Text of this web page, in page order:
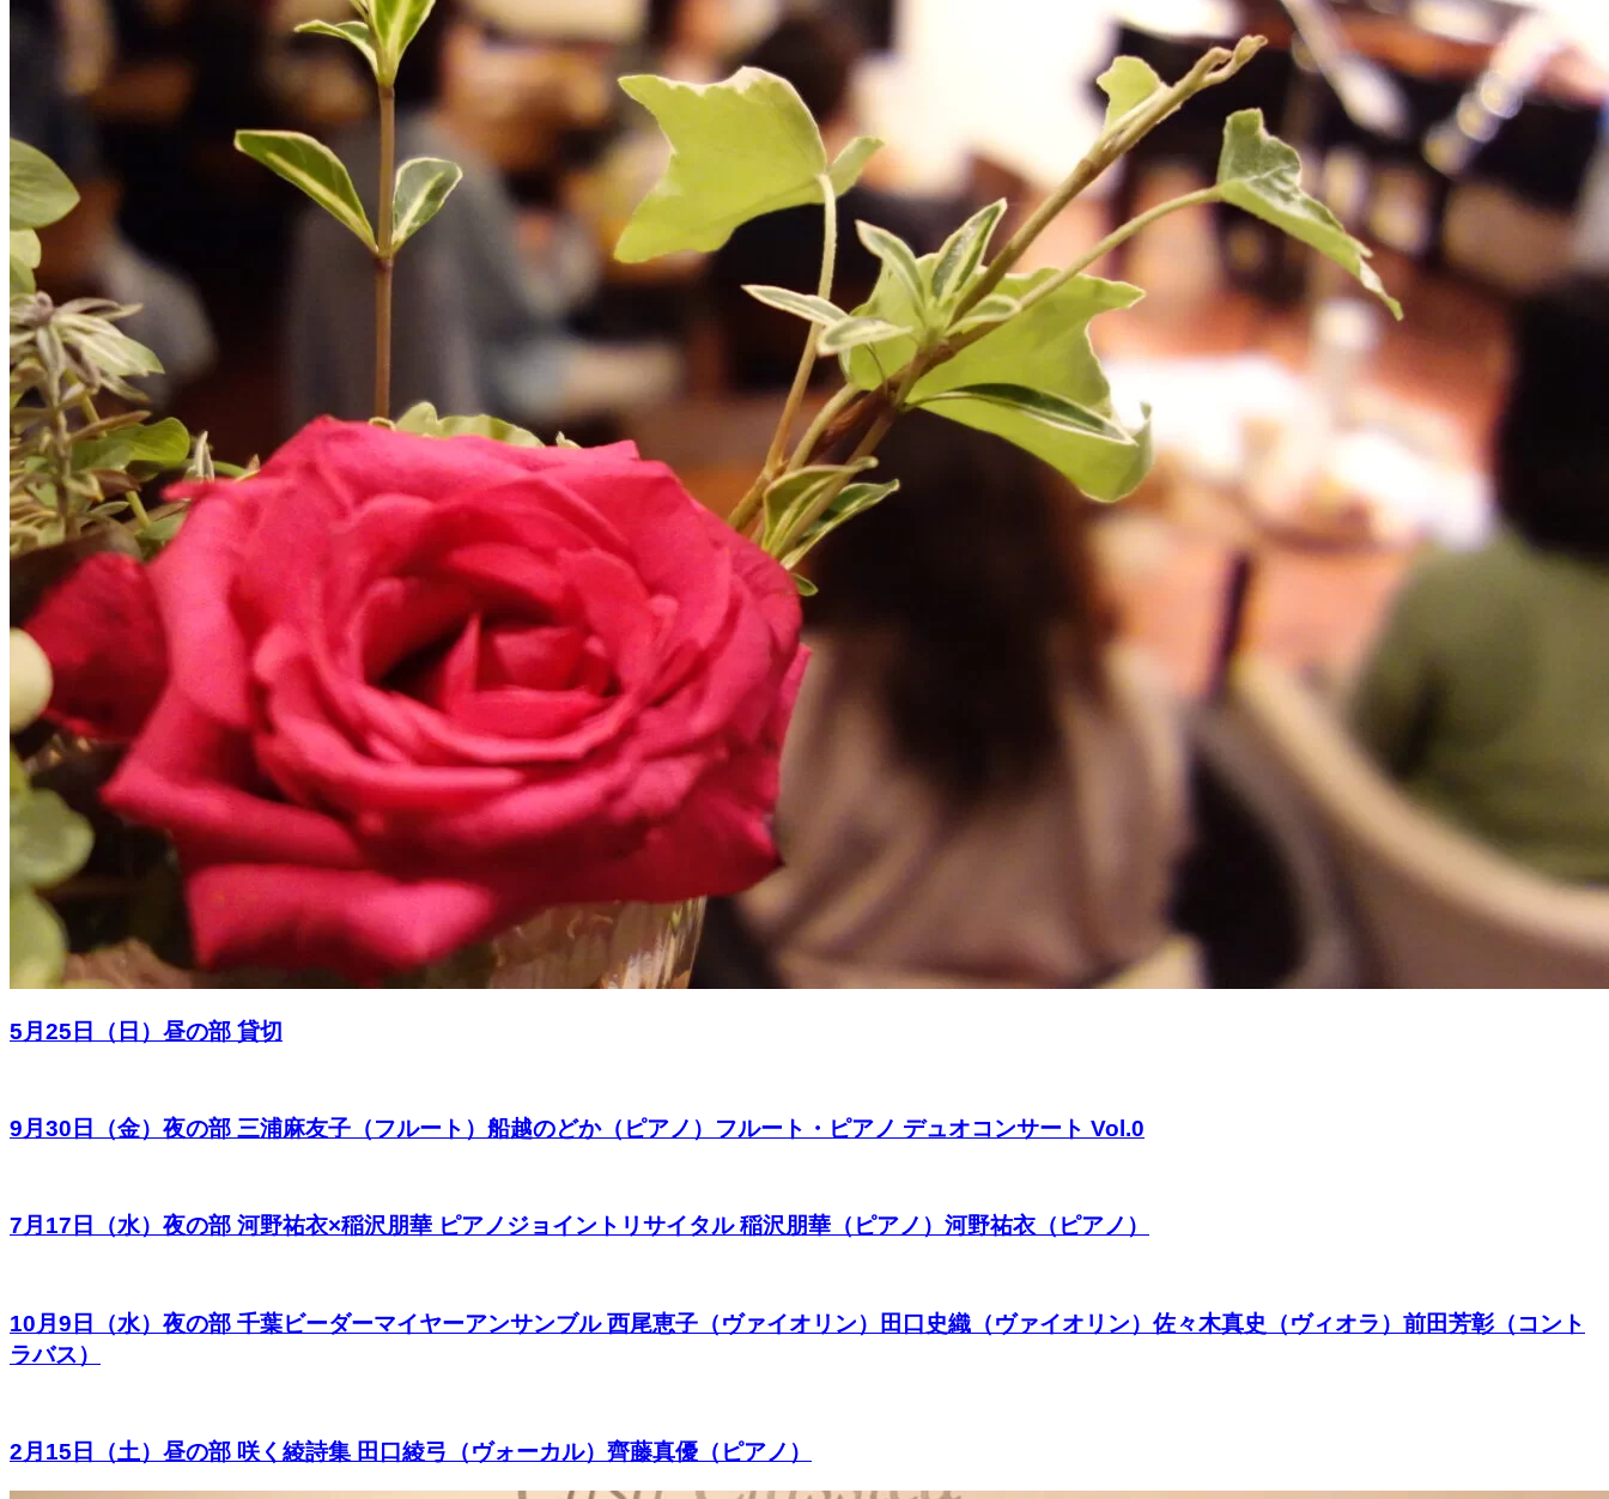
5月25日（日）昼の部 貸切
9月30日（金）夜の部 三浦麻友子（フルート）船越のどか（ピアノ）フルート・ピアノ デュオコンサート Vol.0
7月17日（水）夜の部 河野祐衣×稲沢朋華 ピアノジョイントリサイタル 稲沢朋華（ピアノ）河野祐衣（ピアノ）
10月9日（水）夜の部 千葉ビーダーマイヤーアンサンブル 西尾恵子（ヴァイオリン）田口史織（ヴァイオリン）佐々木真史（ヴィオラ）前田芳彰（コント
ラバス）
2月15日（土）昼の部 咲く綾詩集 田口綾弓（ヴォーカル）齊藤真優（ピアノ）